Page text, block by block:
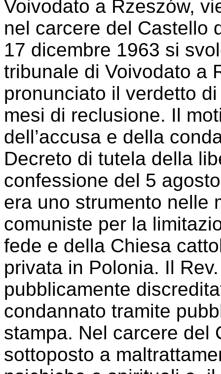
Voivodato a Rzeszów,
nel carcere del Castello
17 dicembre 1963 si
tribunale di Voivodato a
pronunciato il verdetto
mesi di reclusione. Il
dell’accusa e della
Decreto di tutela della
confessione del 5
era uno strumento nelle
comuniste per la
fede e della Chiesa
privata in Polonia. Il
pubblicamente
condannato tramite
stampa. Nel carcere del
sottoposto a